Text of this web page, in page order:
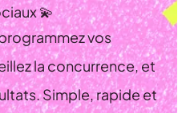
💫
vos
la concurrence, et
Simple, rapide et